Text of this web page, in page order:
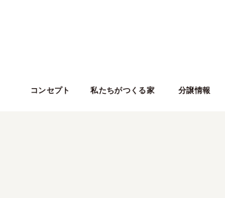
コンセプト 私たちがつくる家 分譲情報